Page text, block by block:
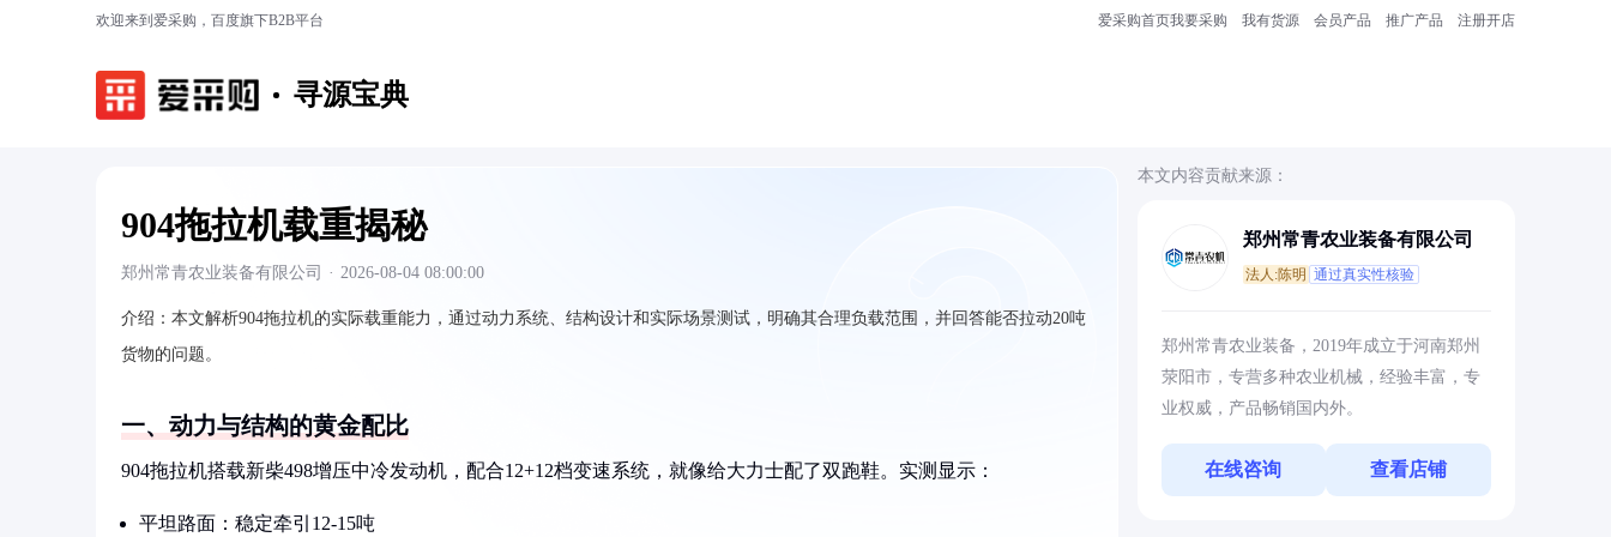
欢迎来到爱采购，百度旗下B2B平台 爱采购首页我要采购 我有货源 会员产品 推广产品 注册开店
寻源宝典
904拖拉机载重揭秘
郑州常青农业装备有限公司 · 2026-08-04 08:00:00
介绍： 本文解析904拖拉机的实际载重能力，通过动力系统、结构设计和实际场景测试，明确其合理负载范围，并回答能否拉动20吨
货物的问题。
一、动力与结构的黄金配比
904拖拉机搭载新柴498增压中冷发动机，配合12+12档变速系统，就像给大力士配了双跑鞋。实测显示：
平坦路面：稳定牵引12-15吨
本文内容贡献来源：
郑州常青农业装备有限公司
法人:陈明 通过真实性核验
郑州常青农业装备，2019年成立于河南郑州
荥阳市，专营多种农业机械，经验丰富，专
业权威，产品畅销国内外。
在线咨询 查看店铺